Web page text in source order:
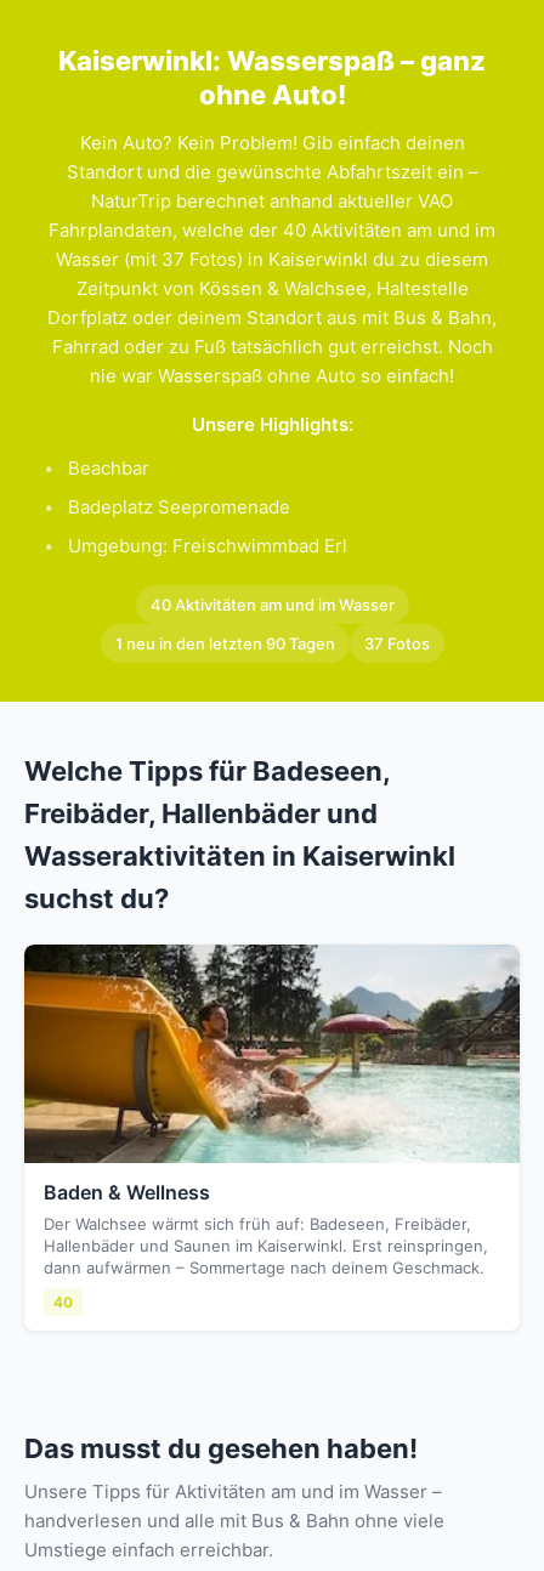
Kaiserwinkl: Wasserspaß – ganz
ohne Auto!
Kein Auto? Kein Problem! Gib einfach deinen
Standort und die gewünschte Abfahrtszeit ein –
NaturTrip berechnet anhand aktueller VAO
Fahrplandaten, welche der 40 Aktivitäten am und im
Wasser (mit 37 Fotos) in Kaiserwinkl du zu diesem
Zeitpunkt von Kössen & Walchsee, Haltestelle
Dorfplatz oder deinem Standort aus mit Bus & Bahn,
Fahrrad oder zu Fuß tatsächlich gut erreichst. Noch
nie war Wasserspaß ohne Auto so einfach!
Unsere Highlights:
Beachbar
Badeplatz Seepromenade
Umgebung: Freischwimmbad Erl
40 Aktivitäten am und im Wasser
1 neu in den letzten 90 Tagen
37 Fotos
Welche Tipps für Badeseen,
Freibäder, Hallenbäder und
Wasseraktivitäten in Kaiserwinkl
suchst du?
Baden & Wellness
Der Walchsee wärmt sich früh auf: Badeseen, Freibäder,
Hallenbäder und Saunen im Kaiserwinkl. Erst reinspringen,
dann aufwärmen – Sommertage nach deinem Geschmack.
40
Das musst du gesehen haben!
Unsere Tipps für Aktivitäten am und im Wasser –
handverlesen und alle mit Bus & Bahn ohne viele
Umstiege einfach erreichbar.